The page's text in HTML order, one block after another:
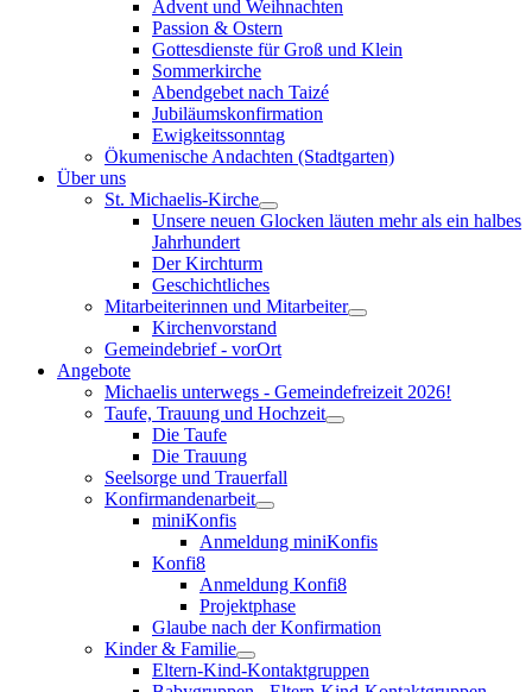
Advent und Weihnachten
Passion & Ostern
Gottesdienste für Groß und Klein
Sommerkirche
Abendgebet nach Taizé
Jubiläumskonfirmation
Ewigkeitssonntag
Ökumenische Andachten (Stadtgarten)
Über uns
St. Michaelis-Kirche
Unsere neuen Glocken läuten mehr als ein halbes
Jahrhundert
Der Kirchturm
Geschichtliches
Mitarbeiterinnen und Mitarbeiter
Kirchenvorstand
Gemeindebrief - vorOrt
Angebote
Michaelis unterwegs - Gemeindefreizeit 2026!
Taufe, Trauung und Hochzeit
Die Taufe
Die Trauung
Seelsorge und Trauerfall
Konfirmandenarbeit
miniKonfis
Anmeldung miniKonfis
Konfi8
Anmeldung Konfi8
Projektphase
Glaube nach der Konfirmation
Kinder & Familie
Eltern-Kind-Kontaktgruppen